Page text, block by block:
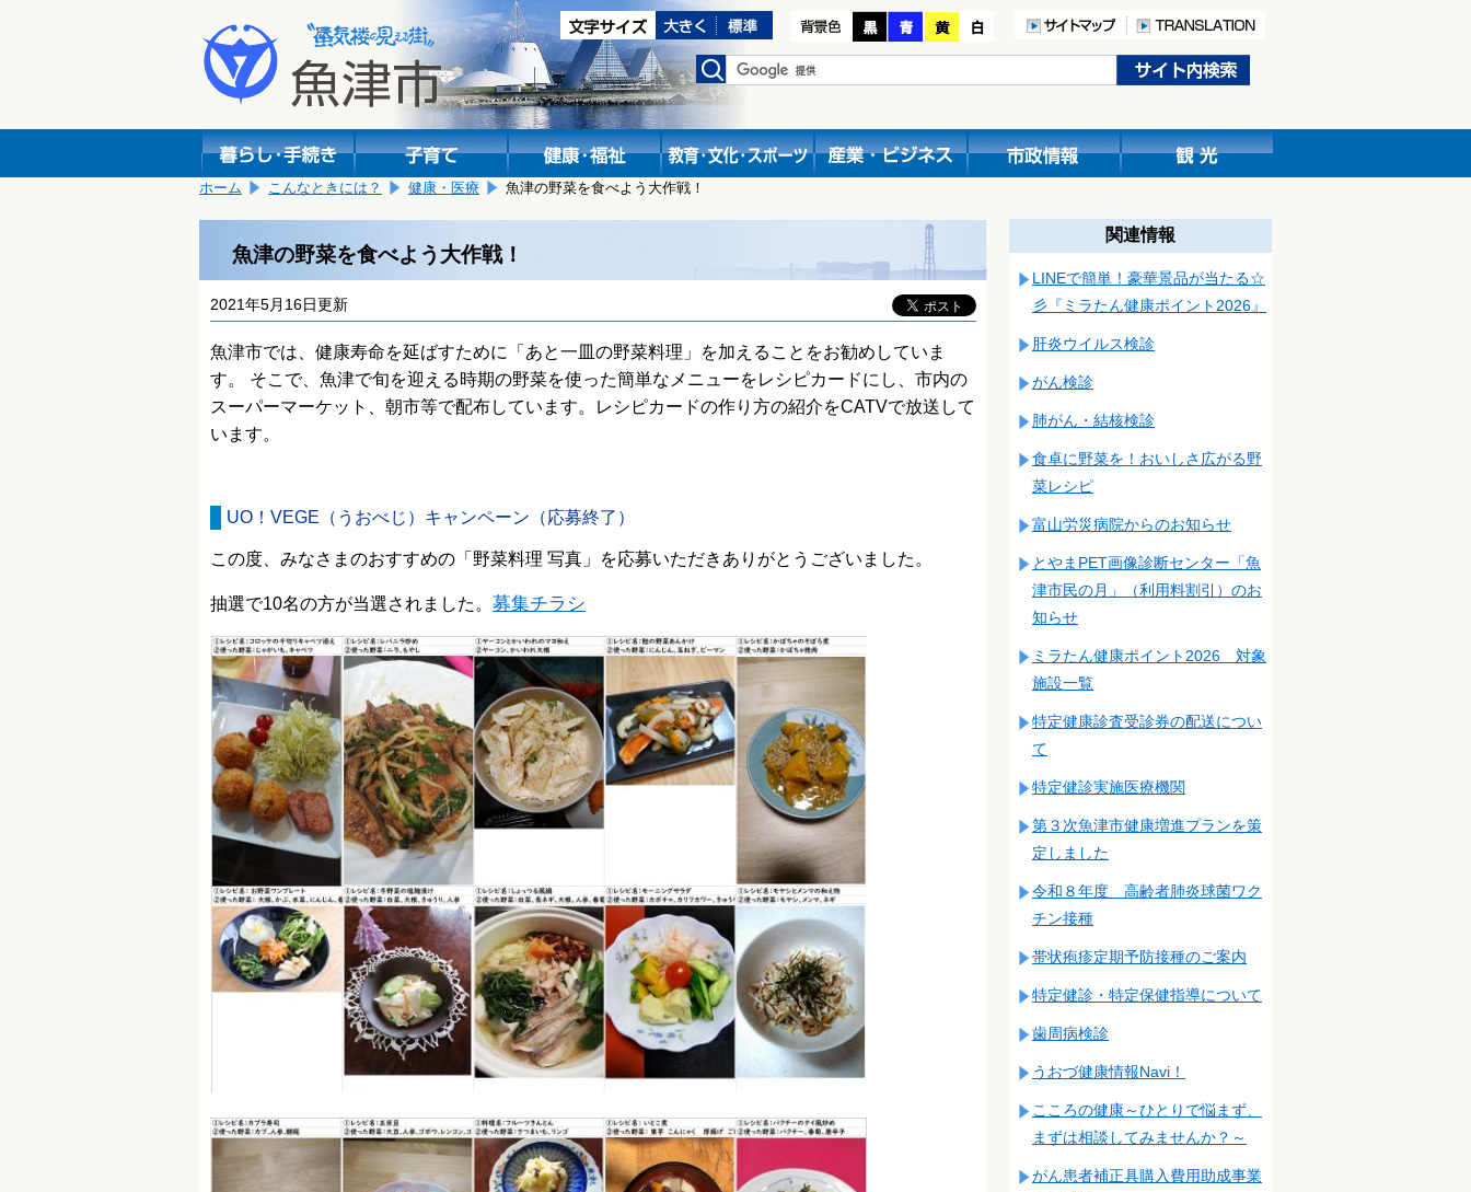
し
ホーム こんなときには？ 健康・医療 魚津の野菜を食べよう大作戦！
魚津の野菜を食べよう大作戦！
2021年5月16日更新
魚津市では、健康寿命を延ばすために「あと一皿の野菜料理」を加えることをお勧めしていま
す。 そこで、魚津で旬を迎える時期の野菜を使った簡単なメニューをレシピカードにし、市内の
スーパーマーケット、朝市等で配布しています。レシピカードの作り方の紹介をCATVで放送して
います。
UO！VEGE（うおべじ）キャンペーン（応募終了）
この度、みなさまのおすすめの「野菜料理 写真」を応募いただきありがとうございました。
抽選で10名の方が当選されました。 募集チラシ
関連情報
LINEで簡単！豪華景品が当たる☆
彡『ミラたん健康ポイント2026』
肝炎ウイルス検診
がん検診
肺がん・結核検診
食卓に野菜を！おいしさ広がる野
菜レシピ
富山労災病院からのお知らせ
とやまPET画像診断センター「魚
津市民の月」（利用料割引）のお
知らせ
ミラたん健康ポイント2026 対象
施設一覧
特定健康診査受診券の配送につい
て
特定健診実施医療機関
第３次魚津市健康増進プランを策
定しました
令和８年度 高齢者肺炎球菌ワク
チン接種
帯状疱疹定期予防接種のご案内
特定健診・特定保健指導について
歯周病検診
うおづ健康情報Navi！
こころの健康～ひとりで悩まず、
まずは相談してみませんか？～
がん患者補正具購入費用助成事業